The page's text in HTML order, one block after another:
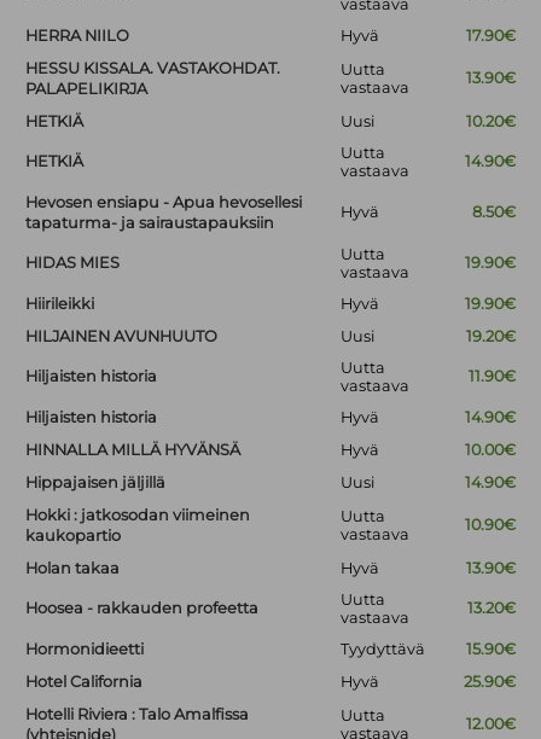
vastaava
HERRA NIILO Hyvä
17.90€
HESSU KISSALA. VASTAKOHDAT.
PALAPELIKIRJA
Uutta
vastaava
13.90€
HETKIÄ Uusi 10.20€
HETKIÄ
Uutta
vastaava
14.90€
Hevosen ensiapu - Apua hevosellesi
tapaturma- ja sairaustapauksiin
Hyvä 8.50€
HIDAS MIES
Uutta
vastaava
19.90€
Hiirileikki Hyvä
19.90€
HILJAINEN AVUNHUUTO
Uusi 19.20€
Hiljaisten historia
Uutta
vastaava
11.90€
Hiljaisten historia Hyvä
14.90€
HINNALLA MILLÄ HYVÄNSÄ
Hyvä
10.00€
Hippajaisen jäljillä
Uusi
14.90€
Hokki : jatkosodan viimeinen
kaukopartio
Uutta
vastaava
10.90€
Holan takaa Hyvä 13.90€
Hoosea - rakkauden profeetta
Uutta
vastaava
13.20€
Hormonidieetti Tyydyttävä
15.90€
Hotel California
Hyvä
25.90€
Hotelli Riviera : Talo Amalfissa
(yhteisnide)
Uutta
vastaava
12.00€